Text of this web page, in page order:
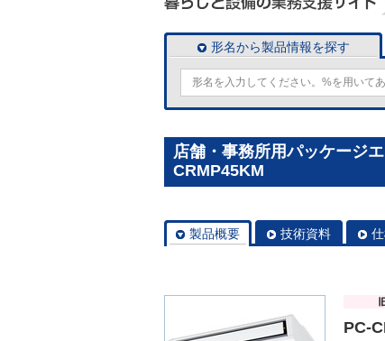
形名から製品情報を探す
店舗・事務所用パッケージ
CRMP45KM
製品概要 技術資料
PC-